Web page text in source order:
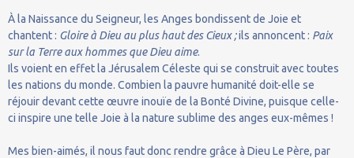
À la Naissance du Seigneur, les Anges bondissent de Joie et
chantent : Gloire à Dieu au plus haut des Cieux ;ils annoncent : Paix
sur la Terre aux hommes que Dieu aime.
Ils voient en effet la Jérusalem Céleste qui se construit avec toutes
les nations du monde. Combien la pauvre humanité doit-elle se
réjouir devant cette œuvre inouïe de la Bonté Divine, puisque celle-
ci inspire une telle Joie à la nature sublime des anges eux-mêmes !
Mes bien-aimés, il nous faut donc rendre grâce à Dieu Le Père, par